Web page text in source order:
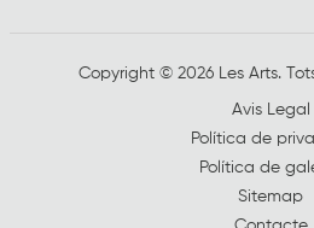
Copyright © 2026 Les Arts.
Avis Legal
Política de
Política de
Sitemap